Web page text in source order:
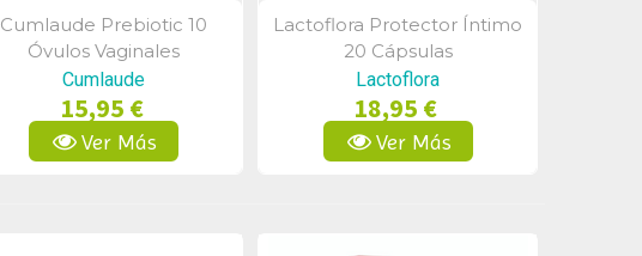
Vista Rápida
Cumlaude Prebiotic 10
Óvulos Vaginales
Cumlaude
15,95 €
Ver Más
Vista Rápida
Lactoflora Protector Íntimo
20 Cápsulas
Lactoflora
18,95 €
Ver Más